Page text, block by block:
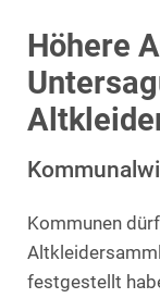
Höhere
Kommunen
festgestellt